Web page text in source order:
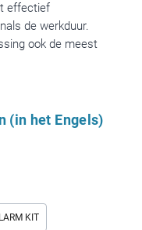
effectief
de werkduur.
ook de meest
(in het Engels)
KIT